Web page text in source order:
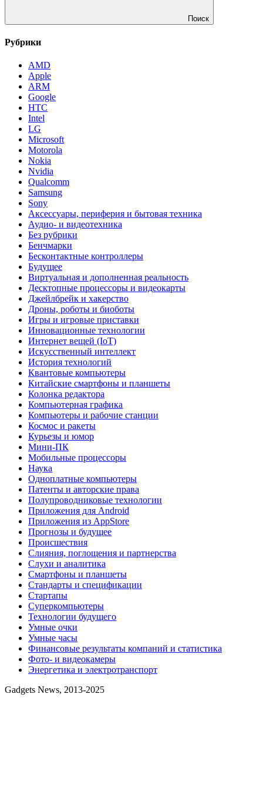
Поиск
Рубрики
AMD
Apple
ARM
Google
HTC
Intel
LG
Microsoft
Motorola
Nokia
Nvidia
Qualcomm
Samsung
Sony
Аксессуары, периферия и бытовая техника
Аудио- и видеотехника
Без рубрики
Бенчмарки
Бесконтактные контроллеры
Будущее
Виртуальная и дополненная реальность
Десктопные процессоры и видеокарты
Джейлбрейк и хакерство
Дроны, роботы и биоботы
Игры и игровые приставки
Инновационные технологии
Интернет вещей (IoT)
Искусственный интеллект
История технологий
Квантовые компьютеры
Китайские смартфоны и планшеты
Колонка редактора
Компьютерная графика
Компьютеры и рабочие станции
Космос и ракеты
Курьезы и юмор
Мини-ПК
Мобильные процессоры
Наука
Одноплатные компьютеры
Патенты и авторские права
Полупроводниковые технологии
Приложения для Android
Приложения из AppStore
Прогнозы и будущее
Происшествия
Слияния, поглощения и партнерства
Слухи и аналитика
Смартфоны и планшеты
Стандарты и спецификации
Стартапы
Суперкомпьютеры
Технологии будущего
Умные очки
Умные часы
Финансовые результаты компаний и статистика
Фото- и видеокамеры
Энергетика и электротранспорт
Gadgets News, 2013-2025